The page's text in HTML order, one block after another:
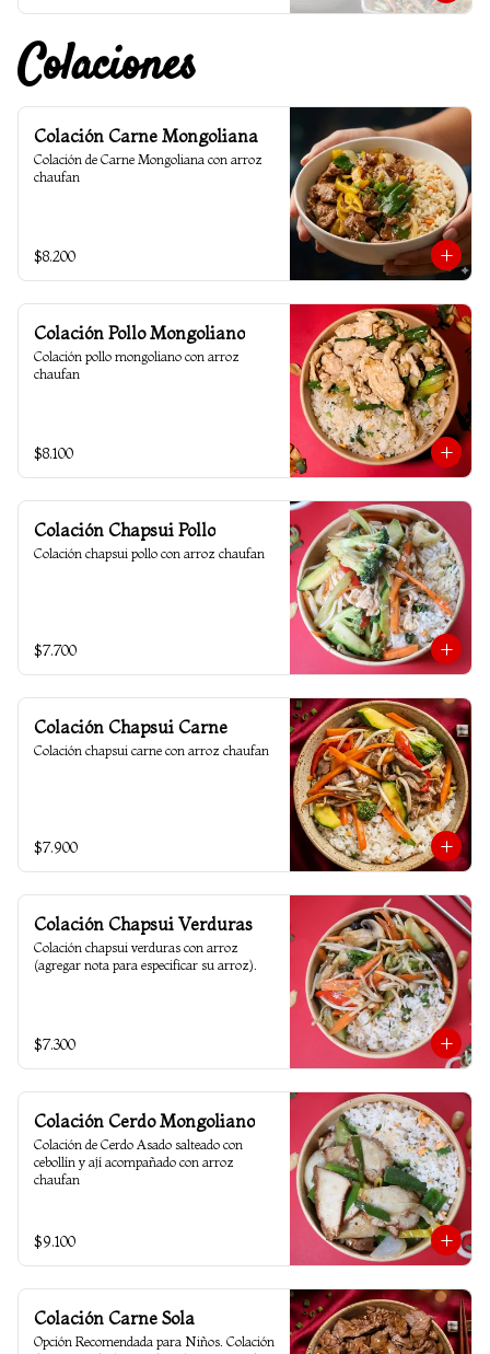
Colaciones
Colación Carne Mongoliana
Colación de Carne Mongoliana con arroz
chaufan
$8.200
Colación Pollo Mongoliano
Colación pollo mongoliano con arroz
chaufan
$8.100
Colación Chapsui Pollo
Colación chapsui pollo con arroz chaufan
$7.700
Colación Chapsui Carne
Colación chapsui carne con arroz chaufan
$7.900
Colación Chapsui Verduras
Colación chapsui verduras con arroz
(agregar nota para especificar su arroz).
$7.300
Colación Cerdo Mongoliano
Colación de Cerdo Asado salteado con
cebollín y ají acompañado con arroz
chaufan
$9.100
Colación Carne Sola
Opción Recomendada para Niños. Colación